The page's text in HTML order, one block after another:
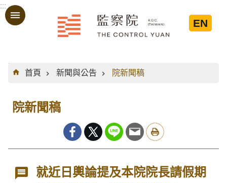
跳到主要內容區塊
:::
EN
:::
首頁
新聞與公告 院新聞稿
院新聞稿
就近日輿論提及本院院長請假期